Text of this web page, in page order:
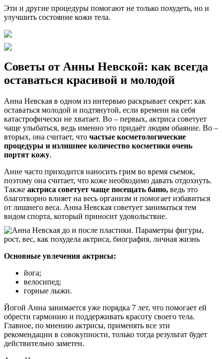
Эти и другие процедуры помогают не только похудеть, но и
улучшить состояние кожи тела.
Советы от Анны Невской: как всегда
оставаться красивой и молодой
Анна Невская в одном из интервью раскрывает секрет: как
оставаться молодой и подтянутой, если времени на себя
катастрофически не хватает. Во – первых, актриса советует
чаще улыбаться, ведь именно это придаёт людям обаяние. Во –
вторых, она считает, что частые косметологические
процедуры и излишнее количество косметики очень
портят кожу.
Анне часто приходится наносить грим во время съемок,
поэтому она считает, что коже необходимо давать отдохнуть.
Также актриса советует чаще посещать баню, ведь это
благотворно влияет на весь организм и помогает избавиться
от лишнего веса. Анна Невская советует заниматься тем
видом спорта, который приносит удовольствие.
Основные увлечения актрисы:
йога;
велосипед;
горные лыжи.
Йогой Анна занимается уже порядка 7 лет, что помогает ей
обрести гармонию и поддерживать красоту своего тела.
Главное, по мнению актрисы, применять все эти
рекомендации в совокупности, только тогда результат будет
действительно заметен.